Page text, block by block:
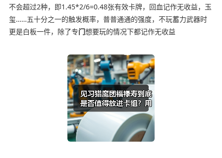
不会超过2种，即1.45*2/6=0.48张有效卡牌，回血记作无收益，玉
玺……五十分之一的触发概率，普普通通的强度，不玩蓄力武器时
更是白板一件，除了专门想要玩的情况下都记作无收益